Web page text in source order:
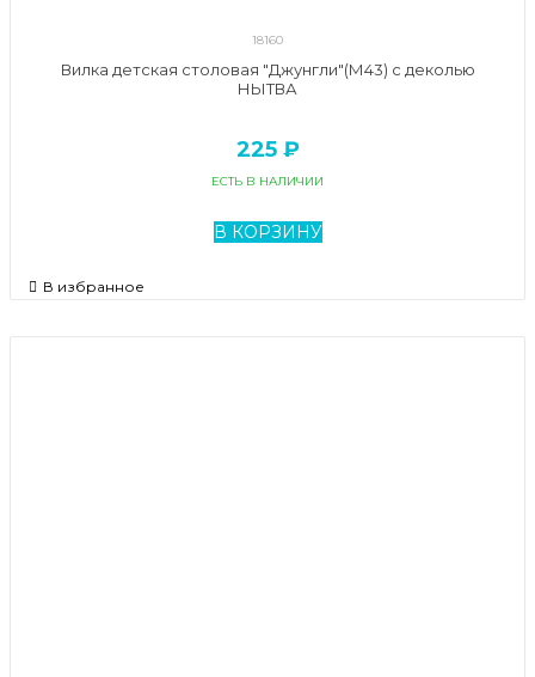
18160
Вилка детская столовая "Джунгли"(М43) с деколью
НЫТВА
225 ₽
ЕСТЬ В НАЛИЧИИ
В КОРЗИНУ
В избранное